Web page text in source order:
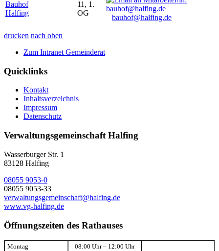
Bauhof
Halfing
11, 1.
OG
bauhof@halfing.de
drucken nach oben
Zum Intranet Gemeinderat
Quicklinks
Kontakt
Inhaltsverzeichnis
Impressum
Datenschutz
Verwaltungsgemeinschaft Halfing
Wasserburger Str. 1
83128 Halfing
08055 9053-0
08055 9053-33
verwaltungsgemeinschaft@halfing.de
www.vg-halfing.de
Öffnungszeiten des Rathauses
Montag 08:00 Uhr – 12:00 Uhr